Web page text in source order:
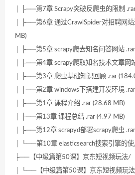
│ ├──第7章 Scrapy突破反爬虫的限制
│ ├──第6章 通过CrawlSpider对招聘网
MB)
│ ├──第5章 scrapy爬去知名问答网站
│ ├──第4章 scrapy爬取知名技术文章网
│ ├──第3章 爬虫基础知识回顾 .rar
│ ├──第2章 windows下搭建开发环境
│ ├──第1章 课程介绍 .rar (28.68 MB)
│ ├──第13章 课程总结 .rar (4.97 MB)
│ ├──第12章 scrapyd部署scrapy爬虫
│ └──第10章 elasticsearch搜索引擎的使
├──【中级篇第50课】京东短视频玩法/
│ └──【中级篇第50课】京东短视频玩